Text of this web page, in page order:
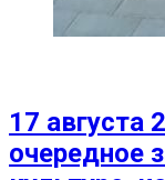
17 августа
очередное